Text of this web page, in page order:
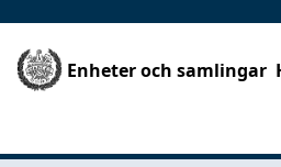
Enheter och samlingar